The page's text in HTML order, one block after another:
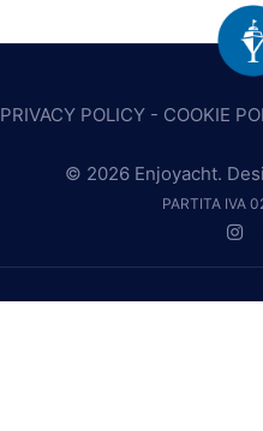
PRIVACY POLICY- COOKIE
© 2026 Enjoyacht.
PARTITA IVA